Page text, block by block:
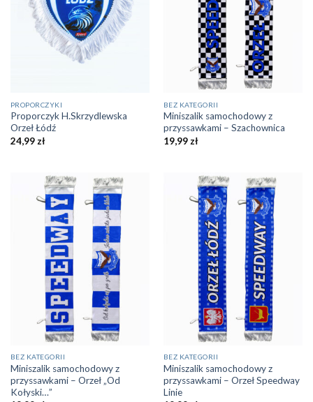
PROPORCZYKI
Proporczyk H.Skrzydlewska
Orzeł Łódź
24,99 zł
BEZ KATEGORII
Miniszalik samochodowy z
przyssawkami – Szachownica
19,99 zł
BEZ KATEGORII
Miniszalik samochodowy z
przyssawkami – Orzeł „Od
Kołyski…”
BEZ KATEGORII
Miniszalik samochodowy z
przyssawkami – Orzeł Speedway
Linie